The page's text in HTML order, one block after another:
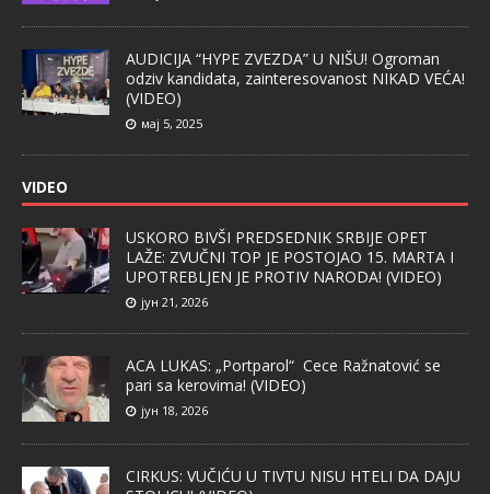
AUDICIJA “HYPE ZVEZDA” U NIŠU! Ogroman
odziv kandidata, zainteresovanost NIKAD VEĆA!
(VIDEO)
мај 5, 2025
VIDEO
USKORO BIVŠI PREDSEDNIK SRBIJE OPET
LAŽE: ZVUČNI TOP JE POSTOJAO 15. MARTA I
UPOTREBLJEN JE PROTIV NARODA! (VIDEO)
јун 21, 2026
ACA LUKAS: „Portparol“ Cece Ražnatović se
pari sa kerovima! (VIDEO)
јун 18, 2026
CIRKUS: VUČIĆU U TIVTU NISU HTELI DA DAJU